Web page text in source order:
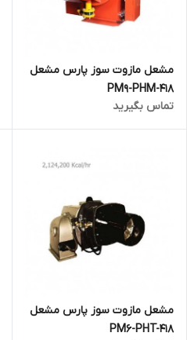
مشعل مازوت سوز پارس مشعل
PM9-PHM-418
تماس بگیرید
مشعل مازوت سوز پارس مشعل
PM6-PHT-418